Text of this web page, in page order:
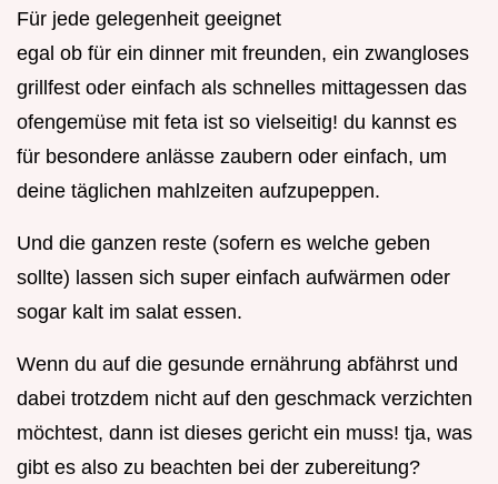
Für jede gelegenheit geeignet
egal ob für ein dinner mit freunden, ein zwangloses
grillfest oder einfach als schnelles mittagessen das
ofengemüse mit feta ist so vielseitig! du kannst es
für besondere anlässe zaubern oder einfach, um
deine täglichen mahlzeiten aufzupeppen.
Und die ganzen reste (sofern es welche geben
sollte) lassen sich super einfach aufwärmen oder
sogar kalt im salat essen.
Wenn du auf die gesunde ernährung abfährst und
dabei trotzdem nicht auf den geschmack verzichten
möchtest, dann ist dieses gericht ein muss! tja, was
gibt es also zu beachten bei der zubereitung?